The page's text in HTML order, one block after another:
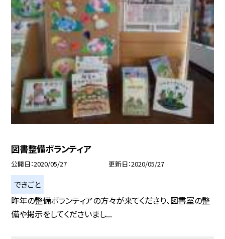
図書整備ボランティア
公開日 2020/05/27 更新日 2020/05/27
できごと
昨年の整備ボランティアの方々が来てくださり、図書室の整
備や掲示をしてくださいまし...